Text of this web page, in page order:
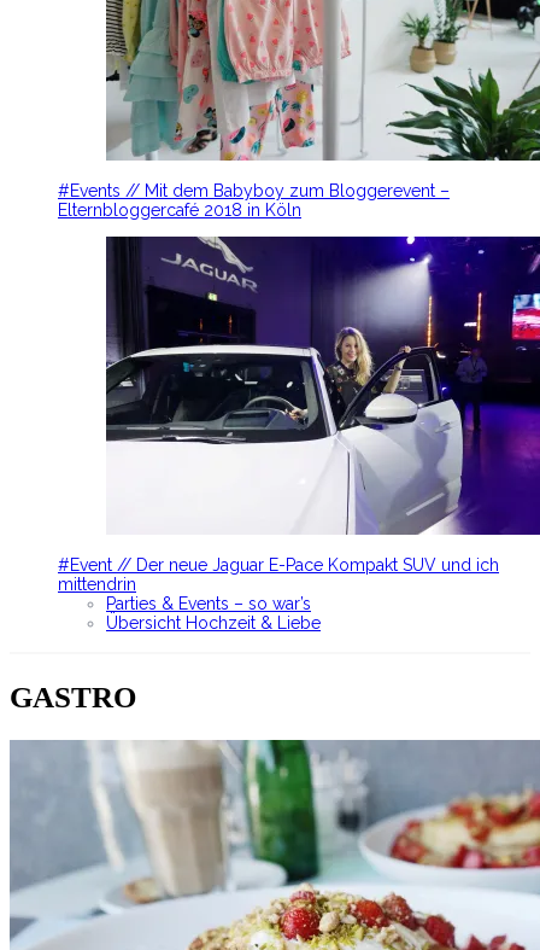
#Events // Mit dem Babyboy zum Bloggerevent –
Elternbloggercafé 2018 in Köln
#Event // Der neue Jaguar E-Pace Kompakt SUV und ich
mittendrin
Parties & Events – so war’s
Übersicht Hochzeit & Liebe
GASTRO